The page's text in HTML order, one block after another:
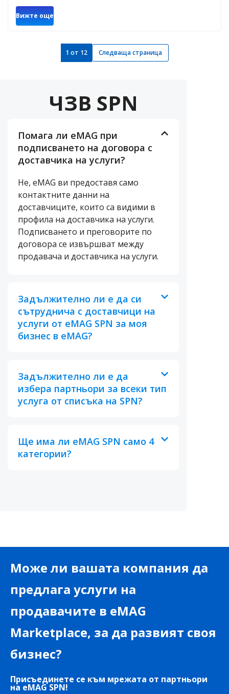
Вижте още
1 от 12 Следваща страница
ЧЗВ SPN
Помага ли eMAG при
подписването на договора с
доставчика на услуги?
Не, eMAG ви предоставя само
контактните данни на
доставчиците, които са видими в
профила на доставчика на услуги.
Подписването и преговорите по
договора се извършват между
продавача и доставчика на услуги.
Задължително ли е да си
сътруднича с доставчици на
услуги от eMAG SPN за моя
бизнес в eMAG?
Задължително ли е да
избера партньори за всеки тип
услуга от списъка на SPN?
Ще има ли eMAG SPN само 4
категории?
Може ли вашата компания да
предлага услуги на
продавачите в eMAG
Marketplace, за да развият своя
бизнес?
Присъединете се към мрежата от партньори
на eMAG SPN!